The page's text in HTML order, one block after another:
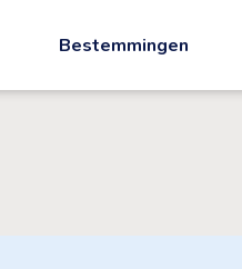
Bestemmingen